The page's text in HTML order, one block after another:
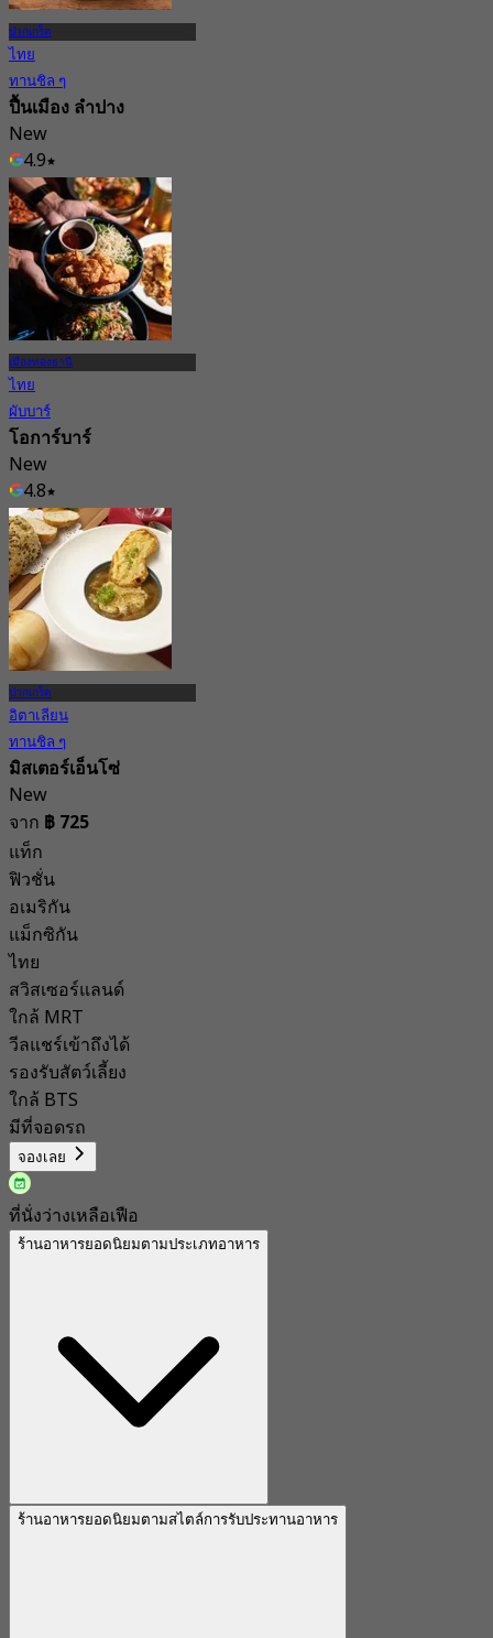
ปากเกร็ด
ไทย
ทานชิล ๆ
ปื้นเมือง ลำปาง
New
4.9
จาก฿ 224.75
เมืองทองธานี
ไทย
ผับบาร์
โอการ์บาร์
New
4.8
จาก฿ 322.5
ปากเกร็ด
อิตาเลียน
ทานชิล ๆ
มิสเตอร์เอ็นโซ่
New
จาก ฿ 725
แท็ก
ฟิวชั่น
อเมริกัน
แม็กซิกัน
ไทย
สวิสเซอร์แลนด์
ใกล้ MRT
วีลแชร์เข้าถึงได้
รองรับสัตว์เลี้ยง
ใกล้ BTS
มีที่จอดรถ
จองเลย
ที่นั่งว่างเหลือเฟือ
ร้านอาหารยอดนิยมตามประเภทอาหาร
ร้านอาหารยอดนิยมตามสไตล์การรับประทานอาหาร